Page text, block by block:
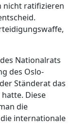
nicht ratifizieren
Nationalrats
des Oslo-
Ständerat das
Diese
die
internationale